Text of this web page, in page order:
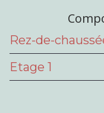
Rez-de-
salon/sejour
Etage 1